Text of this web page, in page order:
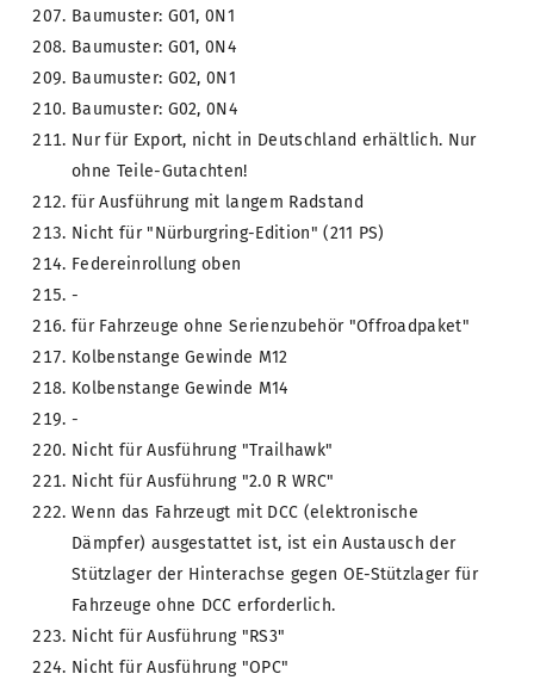
Baumuster: G01, 0N1
Baumuster: G01, 0N4
Baumuster: G02, 0N1
Baumuster: G02, 0N4
Nur für Export, nicht in Deutschland erhältlich. Nur
ohne Teile-Gutachten!
für Ausführung mit langem Radstand
Nicht für "Nürburgring-Edition" (211 PS)
Federeinrollung oben
-
für Fahrzeuge ohne Serienzubehör "Offroadpaket"
Kolbenstange Gewinde M12
Kolbenstange Gewinde M14
-
Nicht für Ausführung "Trailhawk"
Nicht für Ausführung "2.0 R WRC"
Wenn das Fahrzeugt mit DCC (elektronische
Dämpfer) ausgestattet ist, ist ein Austausch der
Stützlager der Hinterachse gegen OE-Stützlager für
Fahrzeuge ohne DCC erforderlich.
Nicht für Ausführung "RS3"
Nicht für Ausführung "OPC"